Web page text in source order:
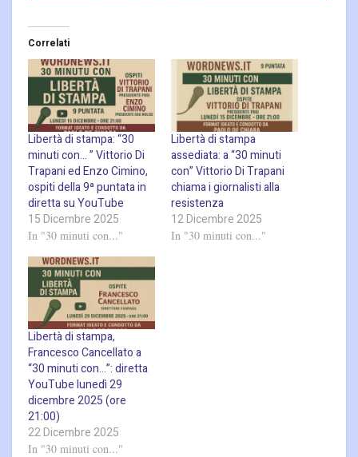
Correlati
Libertà di stampa: “30
minuti con… ” Vittorio Di
Trapani ed Enzo Cimino,
ospiti della 9ª puntata in
diretta su YouTube
15 Dicembre 2025
In "30 minuti con..."
Libertà di stampa
assediata: a “30 minuti
con” Vittorio Di Trapani
chiama i giornalisti alla
resistenza
12 Dicembre 2025
In "30 minuti con..."
Libertà di stampa,
Francesco Cancellato a
“30 minuti con…”: diretta
YouTube lunedì 29
dicembre 2025 (ore
21:00)
22 Dicembre 2025
In "30 minuti con..."